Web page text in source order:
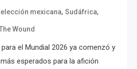
mexicana, Sudáfrica,
Wound
el Mundial 2026 ya comenzó y
esperados para la afición